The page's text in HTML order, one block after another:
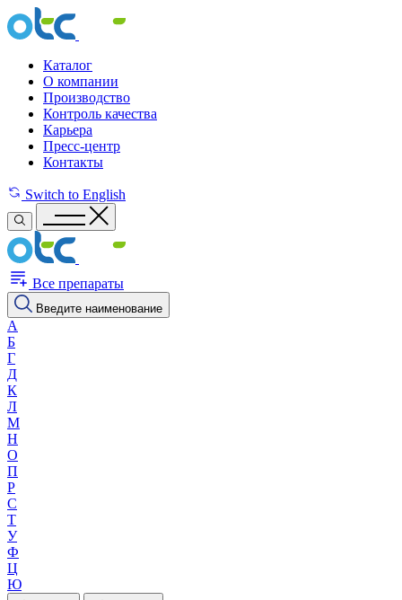
Каталог
О компании
Производство
Контроль качества
Карьера
Пресс-центр
Контакты
Switch to English
Все препараты
Введите наименование
А
Б
Г
Д
К
Л
М
Н
О
П
Р
С
Т
У
Ф
Ц
Ю